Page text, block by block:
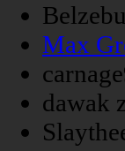
Max
dawak